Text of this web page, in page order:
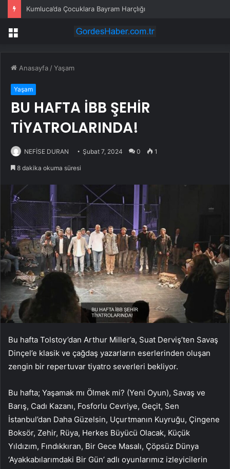
Menü
Anasayfa /Yaşam
Yaşam
BU HAFTA İBB ŞEHİR
TİYATROLARINDA!
NEFİSE DURAN Şubat 7, 2024 0 1
8 dakika okuma süresi
Bu hafta Tolstoy’dan Arthur Miller’a, Suat Derviş’ten Savaş
Dinçel’e klasik ve çağdaş yazarların eserlerinden oluşan
zengin bir repertuvar tiyatro severleri bekliyor.
Bu hafta; Yaşamak mı Ölmek mi? (Yeni Oyun), Savaş ve
Barış, Cadı Kazanı, Fosforlu Cevriye, Geçit, Sen
İstanbul’dan Daha Güzelsin, Uçurtmanın Kuyruğu, Çingene
Boksör, Zehir, Rüya, Herkes Büyücü Olacak, Küçük
Yıldızım, Fındıkkıran, Bir Gece Masalı, Çöpsüz Dünya
‘Ayakkabılarımdaki Bir Gün’ adlı oyunlarımız izleyicilerin